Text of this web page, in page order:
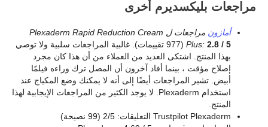
مراجعات بليكسديرم أخرى
أمازون
مراجعات ل Plexaderm Rapid Reduction Cream
Plus: 2.8 / 5
(977 تقييمات). غالبية المراجعات سلبية ولا توصي
بهذا المنتج. اشتكى العديد من العملاء من أن هذا كان مجرد
إصلاح مؤقت ، بينما أفاد آخرون أن المصل ترك وراءه فيلمًا
أبيض. تشير المراجعات أيضًا إلى أنه لا يمكنك وضع المكياج عند
استخدام Plexaderm. لا يوجد الكثير من المراجعات الإيجابية لهذا
المنتج.
Trustpilot Plexaderm التعليقات: 2/5 (99 نصيحة)